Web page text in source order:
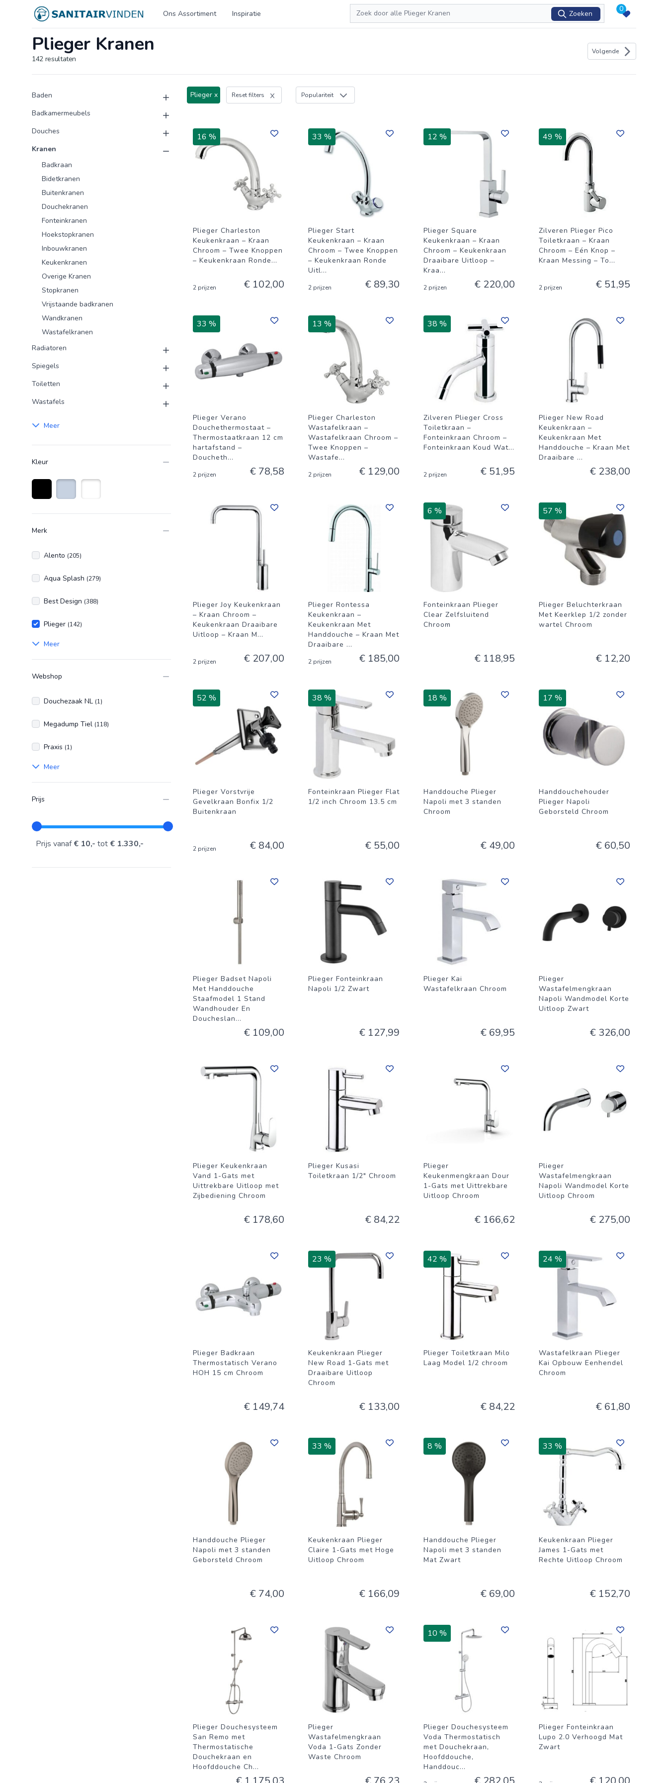
Logo sanitairvinden.nl Ons Assortiment Inspiratie
Zoeken
Zoeken
0
Plieger Kranen
142 resultaten
Volgende
Producten
Product categorieën
Baden
Badkamermeubels
Douches
Kranen
Badkraan
Bidetkranen
Buitenkranen
Douchekranen
Fonteinkranen
Hoekstopkranen
Inbouwkranen
Keukenkranen
Overige Kranen
Stopkranen
Vrijstaande badkranen
Wandkranen
Wastafelkranen
Radiatoren
Spiegels
Toiletten
Wastafels
Meer
Kleur
Merk
Alento (205)
Aqua Splash (279)
Best Design (388)
Plieger (142)
Meer
Webshop
Douchezaak NL (1)
Megadump Tiel (118)
Praxis (1)
Meer
Prijs
Prijs vanaf€ 10,- tot € 1.330,-
Plieger x Reset filters Populariteit
16 %
Plieger Charleston
Keukenkraan – Kraan
Chroom – Twee Knoppen
– Keukenkraan Ronde...
2 prijzen € 102,00
33 %
Plieger Start
Keukenkraan – Kraan
Chroom – Twee Knoppen
– Keukenkraan Ronde
Uitl...
2 prijzen € 89,30
12 %
Plieger Square
Keukenkraan – Kraan
Chroom – Keukenkraan
Draaibare Uitloop –
Kraa...
2 prijzen € 220,00
49 %
Zilveren Plieger Pico
Toiletkraan – Kraan
Chroom – Eén Knop –
Kraan Messing – To...
2 prijzen € 51,95
33 %
Plieger Verano
Douchethermostaat –
Thermostaatkraan 12 cm
hartafstand –
Doucheth...
2 prijzen € 78,58
13 %
Plieger Charleston
Wastafelkraan –
Wastafelkraan Chroom –
Twee Knoppen –
Wastafe...
2 prijzen € 129,00
38 %
Zilveren Plieger Cross
Toiletkraan –
Fonteinkraan Chroom –
Fonteinkraan Koud Wat...
2 prijzen € 51,95
Plieger New Road
Keukenkraan –
Keukenkraan Met
Handdouche – Kraan Met
Draaibare ...
€ 238,00
Plieger Joy Keukenkraan
– Kraan Chroom –
Keukenkraan Draaibare
Uitloop – Kraan M...
2 prijzen € 207,00
Plieger Rontessa
Keukenkraan –
Keukenkraan Met
Handdouche – Kraan Met
Draaibare ...
2 prijzen € 185,00
6 %
Fonteinkraan Plieger
Clear Zelfsluitend
Chroom
€ 118,95
57 %
Plieger Beluchterkraan
Met Keerklep 1/2 zonder
wartel Chroom
€ 12,20
52 %
Plieger Vorstvrije
Gevelkraan Bonfix 1/2
Buitenkraan
2 prijzen € 84,00
38 %
Fonteinkraan Plieger Flat
1/2 inch Chroom 13.5 cm
€ 55,00
18 %
Handdouche Plieger
Napoli met 3 standen
Chroom
€ 49,00
17 %
Handdouchehouder
Plieger Napoli
Geborsteld Chroom
€ 60,50
Plieger Badset Napoli
Met Handdouche
Staafmodel 1 Stand
Wandhouder En
Doucheslan...
€ 109,00
Plieger Fonteinkraan
Napoli 1/2 Zwart
€ 127,99
Plieger Kai
Wastafelkraan Chroom
€ 69,95
Plieger
Wastafelmengkraan
Napoli Wandmodel Korte
Uitloop Zwart
€ 326,00
Plieger Keukenkraan
Vand 1-Gats met
Uittrekbare Uitloop met
Zijbediening Chroom
€ 178,60
Plieger Kusasi
Toiletkraan 1/2" Chroom
€ 84,22
Plieger
Keukenmengkraan Dour
1-Gats met Uittrekbare
Uitloop Chroom
€ 166,62
Plieger
Wastafelmengkraan
Napoli Wandmodel Korte
Uitloop Chroom
€ 275,00
Plieger Badkraan
Thermostatisch Verano
HOH 15 cm Chroom
€ 149,74
23 %
Keukenkraan Plieger
New Road 1-Gats met
Draaibare Uitloop
Chroom
€ 133,00
42 %
Plieger Toiletkraan Milo
Laag Model 1/2 chroom
€ 84,22
24 %
Wastafelkraan Plieger
Kai Opbouw Eenhendel
Chroom
€ 61,80
Handdouche Plieger
Napoli met 3 standen
Geborsteld Chroom
€ 74,00
33 %
Keukenkraan Plieger
Claire 1-Gats met Hoge
Uitloop Chroom
€ 166,09
8 %
Handdouche Plieger
Napoli met 3 standen
Mat Zwart
€ 69,00
33 %
Keukenkraan Plieger
James 1-Gats met
Rechte Uitloop Chroom
€ 152,70
Plieger Douchesysteem
San Remo met
Thermostatische
Douchekraan en
Hoofddouche Ch...
Plieger
Wastafelmengkraan
Voda 1-Gats Zonder
Waste Chroom
10 %
Plieger Douchesysteem
Voda Thermostatisch
met Douchekraan,
Hoofddouche,
Handdouc...
Plieger Fonteinkraan
Lupo 2.0 Verhoogd Mat
Zwart